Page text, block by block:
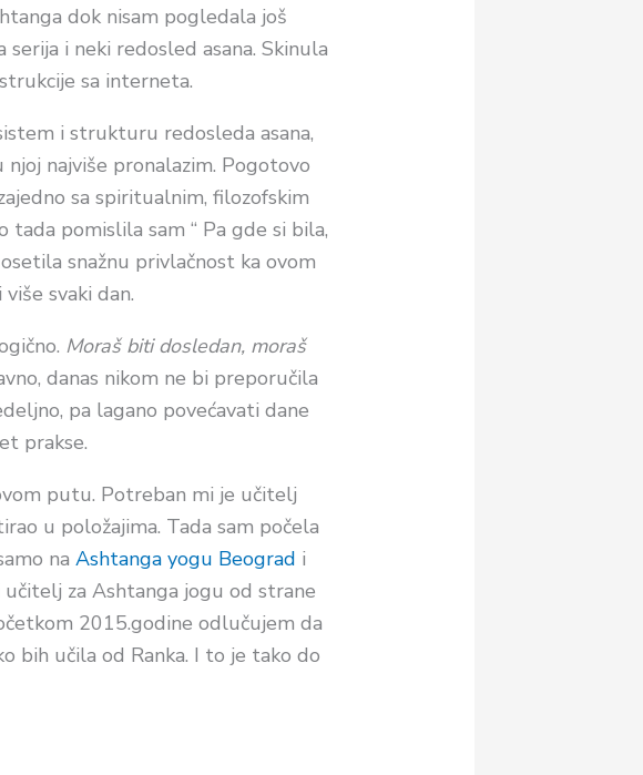
dok nisam pogledala još
i neki redosled asana. Skinula
sa interneta.
i strukturu redosleda asana,
njoj najviše pronalazim. Pogotovo
sa spiritualnim, filozofskim
tada pomislila sam “ Pa gde si bila,
snažnu privlačnost ka ovom
svaki dan.
Moraš biti dosledan, moraš
danas nikom ne bi preporučila
, pa lagano povećavati dane
prakse.
putu. Potreban mi je učitelj
u položajima. Tada sam počela
naAshtanga yogu Beograd i
za Ashtanga jogu od strane
2015.godine odlučujem da
bih učila od Ranka. I to je tako do